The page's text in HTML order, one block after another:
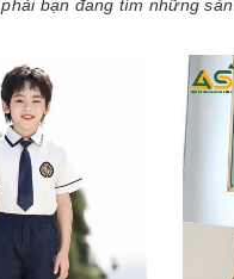
bạn đang tìm những